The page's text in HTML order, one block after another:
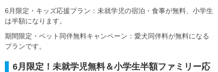
6月限定・キッズ応援プラン：未就学児の宿泊・食事が無料、小学生
は半額になります。
期間限定・ペット同伴無料キャンペーン：愛犬同伴料が無料になる
プランです。
6月限定！未就学児無料＆小学生半額ファミリー応